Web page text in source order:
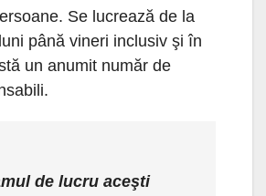
Se lucrează de la
până vineri inclusiv şi în
un anumit număr de
de lucru aceşti